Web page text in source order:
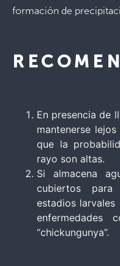
formación de
En presencia de
mantenerse
que la
rayo son altas.
Si almacena
cubiertos
estadios
enfermedades
“chickungunya”.